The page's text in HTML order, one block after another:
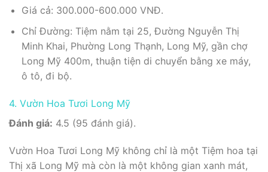
Giá cả: 300.000-600.000 VNĐ.
Chỉ Đường: Tiệm nằm tại 25, Đường Nguyễn Thị
Minh Khai, Phường Long Thạnh, Long Mỹ, gần chợ
Long Mỹ 400m, thuận tiện di chuyển bằng xe máy,
ô tô, đi bộ.
4. Vườn Hoa Tươi Long Mỹ
Đánh giá: 4.5 (95 đánh giá).
Vườn Hoa Tươi Long Mỹ không chỉ là một Tiệm hoa tại
Thị xã Long Mỹ mà còn là một không gian xanh mát,